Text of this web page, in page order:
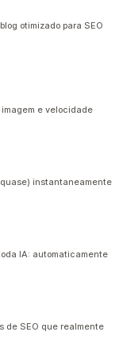
otimizado para SEO
imagem e velocidade
instantaneamente
IA: automaticamente
de SEO que realmente